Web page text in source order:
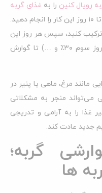
رویال کنین را به غذای گربه
تغییر دهید، باید طی یک هفته تا ۱۰ روز این کار را انجام دهید.
ترکیب کنید، سپس هر روز این
مقدار را افزایش دهید (روز دوم ۲۰٪، روز سوم ۳۰٪ و …) تا گوارش
مانند مرغ، ماهی یا پنیر در
می‌تواند منجر به مشکلاتی
غذا را به آرامی و تدریجی
جدید عادت کند.
گربه؛
ها